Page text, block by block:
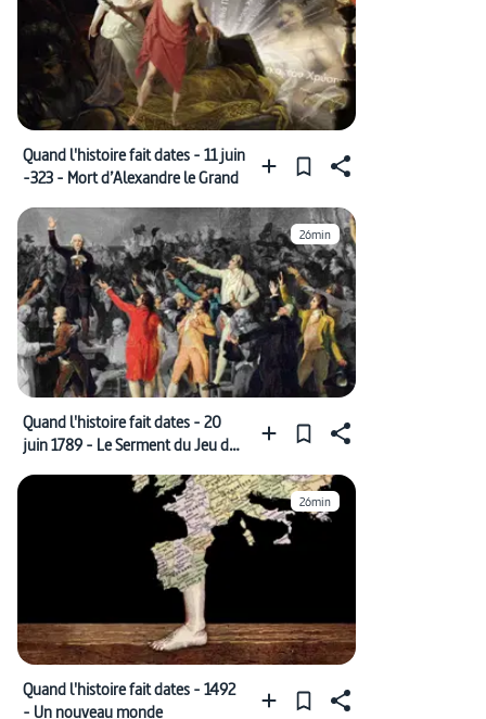
Quand l'histoire fait dates - 11 juin
-323 - Mort d’Alexandre le Grand
26min
Quand l'histoire fait dates - 20
juin 1789 - Le Serment du Jeu de
26min
Quand l'histoire fait dates - 1492
- Un nouveau monde